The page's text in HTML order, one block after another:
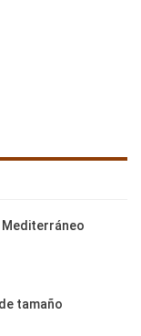
Mediterráneo
tamaño